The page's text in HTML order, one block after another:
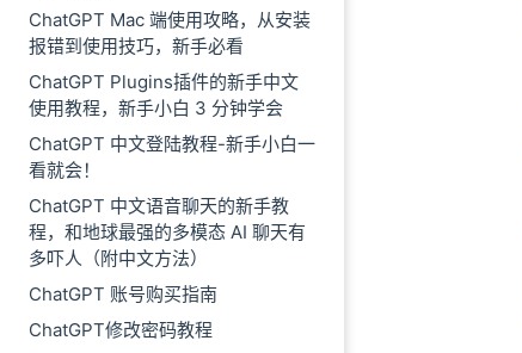
ChatGPT Mac 端使用攻略，从安装
报错到使用技巧，新手必看
ChatGPT Plugins插件的新手中文
使用教程，新手小白 3 分钟学会
ChatGPT 中文登陆教程-新手小白一
看就会！
ChatGPT 中文语音聊天的新手教
程，和地球最强的多模态 AI 聊天有
多吓人（附中文方法）
ChatGPT 账号购买指南
ChatGPT修改密码教程